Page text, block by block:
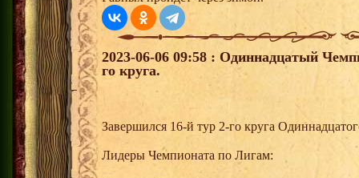
2023-06-06 09:58 : Одиннадцатый
го круга.
Завершился 16-й тур 2-го круга
Лидеры Чемпионата по Лигам: